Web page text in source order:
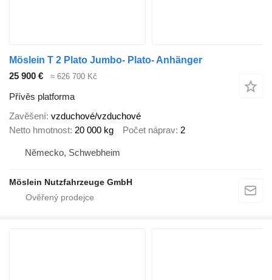
Möslein T 2 Plato Jumbo- Plato- Anhänger
25 900 €
≈ 626 700 Kč
Přívěs platforma
Zavěšení vzduchové/vzduchové
Netto hmotnost 20 000 kg Počet náprav 2
Německo, Schwebheim
Möslein Nutzfahrzeuge GmbH